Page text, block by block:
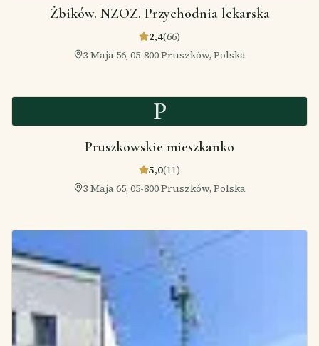
Żbików. NZOZ. Przychodnia lekarska
2,4(66)
3 Maja 56, 05-800 Pruszków, Polska
P
Pruszkowskie mieszkanko
5,0(11)
3 Maja 65, 05-800 Pruszków, Polska